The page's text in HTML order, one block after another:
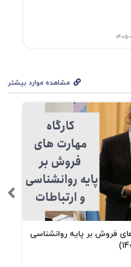
مشاهده موارد بیشتر
فروش بر پایه روانشناسی